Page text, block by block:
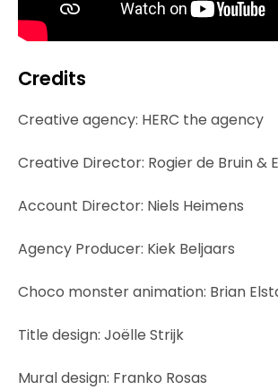
Credits
Creative agency: HERC the agency
Creative Director: Rogier de Bruin &
Account Director: Niels Heimens
Agency Producer: Kiek Beljaars
Choco monster animation: Brian
Title design: Joëlle Strijk
Mural design: Franko Rosas